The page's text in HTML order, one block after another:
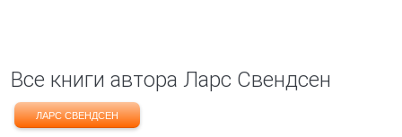
Все книги автора Ларс Свендсен
ЛАРС СВЕНДСЕН